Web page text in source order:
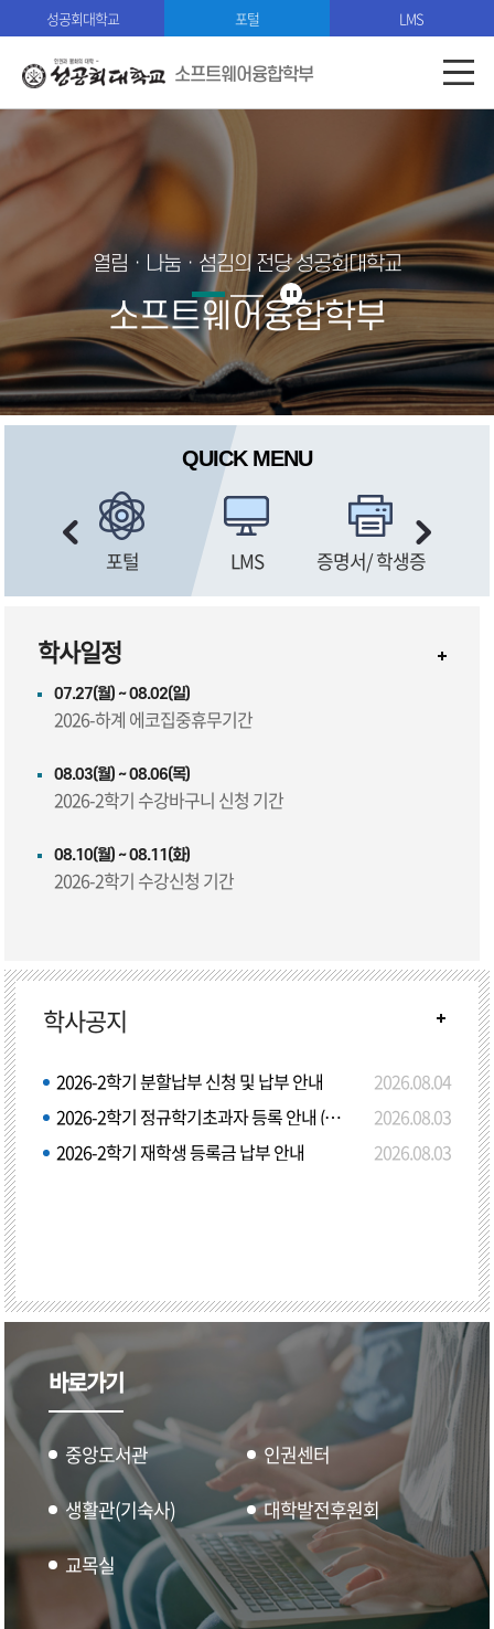
성공회대학교 포털 LMS
소프트웨어융합학부
열림ㆍ나눔ㆍ섬김의 전당 성공회대학교
소프트웨어융합학부
QUICK MENU
포털 LMS 증명서/ 학생증
학사일정
07.27(월) ~ 08.02(일)
2026-하계 에코집중휴무기간
08.03(월) ~ 08.06(목)
2026-2학기 수강바구니 신청 기간
08.10(월) ~ 08.11(화)
2026-2학기 수강신청 기간
학사공지
2026-2학기 분할납부 신청 및 납부 안내
2026.08.04
2026-2학기 정규학기초과자 등록 안내 (학점등록)
2026.08.03
2026-2학기 재학생 등록금 납부 안내
2026.08.03
바로가기
중앙도서관
인권센터
생활관(기숙사)
대학발전후원회
교목실